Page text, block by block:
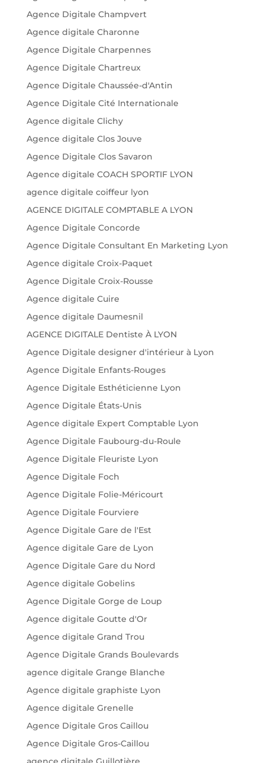
Agence Digitale Champvert
Agence digitale Charonne
Agence Digitale Charpennes
Agence Digitale Chartreux
Agence Digitale Chaussée-d'Antin
Agence Digitale Cité Internationale
Agence digitale Clichy
Agence digitale Clos Jouve
Agence Digitale Clos Savaron
Agence digitale COACH SPORTIF LYON
agence digitale coiffeur lyon
AGENCE DIGITALE COMPTABLE A LYON
Agence Digitale Concorde
Agence Digitale Consultant En Marketing Lyon
Agence digitale Croix-Paquet
Agence Digitale Croix-Rousse
Agence digitale Cuire
Agence digitale Daumesnil
AGENCE DIGITALE Dentiste À LYON
Agence Digitale designer d'intérieur à Lyon
Agence Digitale Enfants-Rouges
Agence Digitale Esthéticienne Lyon
Agence Digitale États-Unis
Agence digitale Expert Comptable Lyon
Agence Digitale Faubourg-du-Roule
Agence Digitale Fleuriste Lyon
Agence Digitale Foch
Agence Digitale Folie-Méricourt
Agence Digitale Fourviere
Agence Digitale Gare de l'Est
Agence digitale Gare de Lyon
Agence Digitale Gare du Nord
Agence digitale Gobelins
Agence Digitale Gorge de Loup
Agence digitale Goutte d'Or
Agence digitale Grand Trou
Agence Digitale Grands Boulevards
agence digitale Grange Blanche
Agence digitale graphiste Lyon
Agence digitale Grenelle
Agence Digitale Gros Caillou
Agence Digitale Gros-Caillou